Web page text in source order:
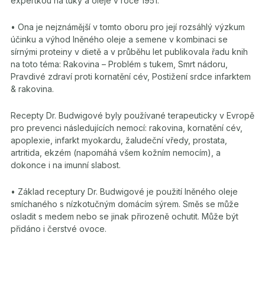
• Ona je nejznámější v tomto oboru pro její rozsáhlý výzkum
účinku a výhod lněného oleje a semene v kombinaci se
sírnými proteiny v dietě a v průběhu let publikovala řadu knih
na toto téma: Rakovina – Problém s tukem, Smrt nádoru,
Pravdivé zdraví proti kornatění cév, Postižení srdce infarktem
& rakovina.
Recepty Dr. Budwigové byly používané terapeuticky v Evropě
pro prevenci následujících nemocí: rakovina, kornatění cév,
apoplexie, infarkt myokardu, žaludeční vředy, prostata,
artritida, ekzém (napomáhá všem kožním nemocím), a
dokonce i na imunní slabost.
• Základ receptury Dr. Budwigové je použití lněného oleje
smíchaného s nízkotučným domácím sýrem. Směs se může
osladit s medem nebo se jinak přirozeně ochutit. Může být
přidáno i čerstvé ovoce.